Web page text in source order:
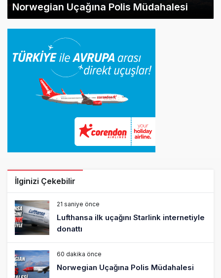
Norwegian Uçağına Polis Müdahalesi
İlginizi Çekebilir
21 saniye önce
Lufthansa ilk uçağını Starlink internetiyle
donattı
60 dakika önce
Norwegian Uçağına Polis Müdahalesi